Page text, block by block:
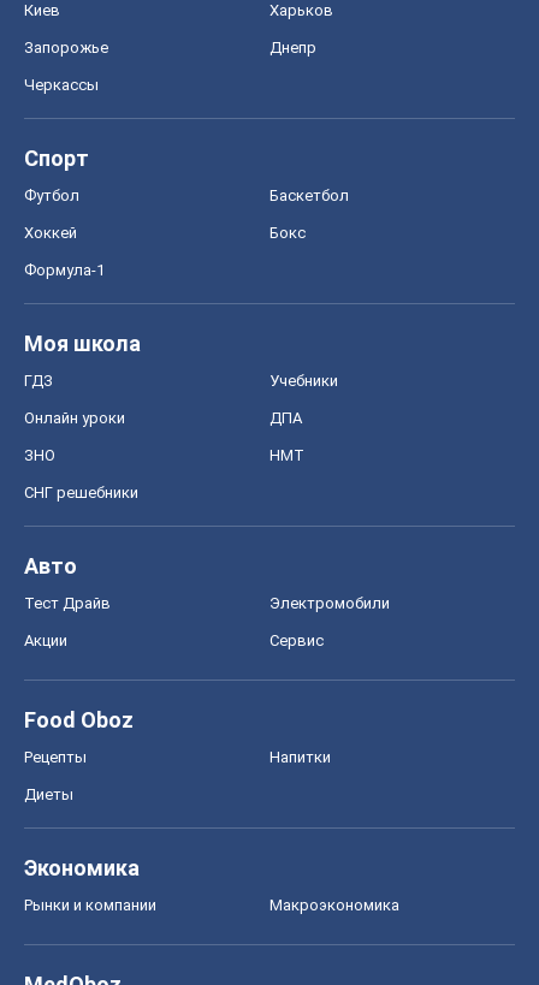
Киев Харьков
Запорожье Днепр
Черкассы
Спорт
Футбол Баскетбол
Хоккей Бокс
Формула-1
Моя школа
ГДЗ Учебники
Онлайн уроки ДПА
ЗНО НМТ
СНГ решебники
Авто
Тест Драйв Электромобили
Акции Сервис
Food Oboz
Рецепты Напитки
Диеты
Экономика
Рынки и компании Mакроэкономика